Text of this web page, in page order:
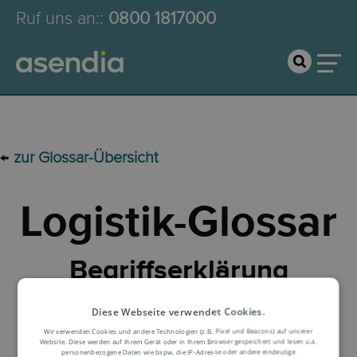
Ruf uns an:: 0800 1817000
← zur Glossar-Übersicht
Logistik-Glossar
Begriffserklärung
Diese Webseite verwendet Cookies.
Wir verwenden Cookies und andere Technologien (z.B. Pixel und Beacons) auf unserer
Website. Diese werden auf Ihrem Gerät oder in Ihrem Browser gespeichert und lesen u.a.
personenbezogene Daten wie bspw. die IP-Adresse oder andere eindeutige